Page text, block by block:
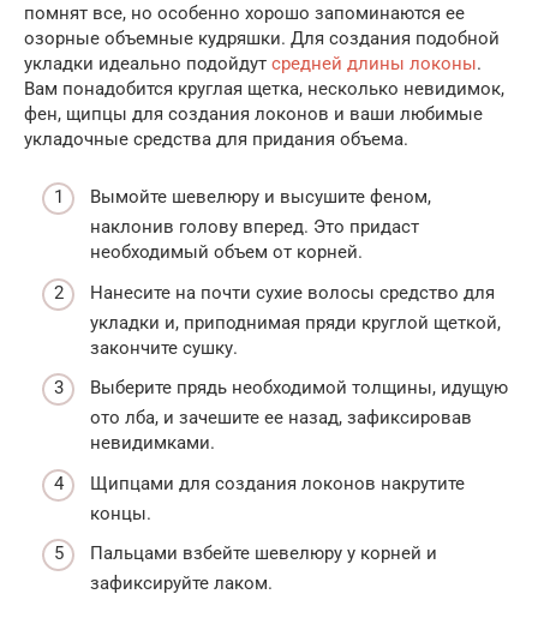
помнят все, но особенно хорошо запоминаются ее
озорные объемные кудряшки. Для создания подобной
укладки идеально подойдут средней длины локоны.
Вам понадобится круглая щетка, несколько невидимок,
фен, щипцы для создания локонов и ваши любимые
укладочные средства для придания объема.
Вымойте шевелюру и высушите феном,
наклонив голову вперед. Это придаст
необходимый объем от корней.
Нанесите на почти сухие волосы средство для
укладки и, приподнимая пряди круглой щеткой,
закончите сушку.
Выберите прядь необходимой толщины, идущую
ото лба, и зачешите ее назад, зафиксировав
невидимками.
Щипцами для создания локонов накрутите
концы.
Пальцами взбейте шевелюру у корней и
зафиксируйте лаком.